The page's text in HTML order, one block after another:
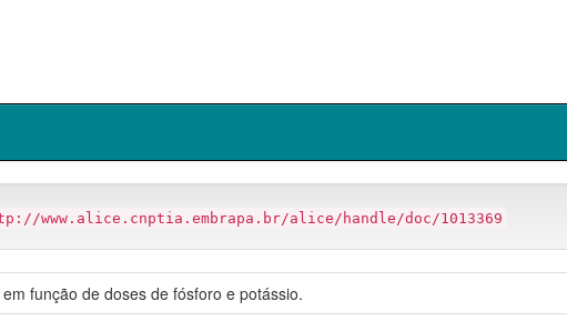
www.alice.cnptia.embrapa.br/alice/handle/doc/1013369
função de doses de fósforo e potássio.